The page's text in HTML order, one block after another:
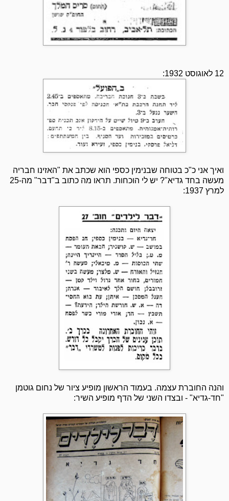
12 לאוגוסט 1932:
ואיך אני כ"כ בטוחה שבנימין כספי הוא שכתב את "האזינו חבריה
מעשה בחד גדיא"? יש לי הוכחות. תראו מה כתוב ב"דבר" מה-25
למרץ 1937:
והנה החוברת עצמה. בעמוד הראשון מופיע ציור של נחום גוטמן
"חד-גדיא" - ובצדו השני של הדף מופיע השיר: